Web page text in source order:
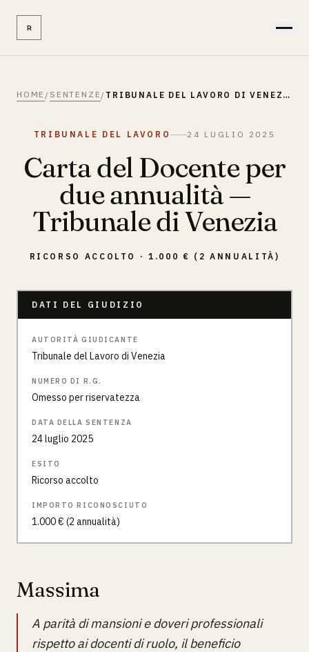
R
HOME / SENTENZE / TRIBUNALE DEL LAVORO DI VENEZIA
TRIBUNALE DEL LAVORO 24 LUGLIO 2025
Carta del Docente per
due annualità —
Tribunale di Venezia
RICORSO ACCOLTO · 1.000 € (2 ANNUALITÀ)
DATI DEL GIUDIZIO
AUTORITÀ GIUDICANTE
Tribunale del Lavoro di Venezia
NUMERO DI R.G.
Omesso per riservatezza
DATA DELLA SENTENZA
24 luglio 2025
ESITO
Ricorso accolto
IMPORTO RICONOSCIUTO
1.000 € (2 annualità)
Massima
A parità di mansioni e doveri professionali
rispetto ai docenti di ruolo, il beneficio